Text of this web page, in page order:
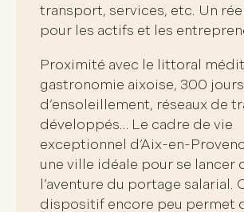
transport, services, etc. Un
pour les actifs et les
Proximité avec le littoral
gastronomie aixoise, 300 jours
d’ensoleillement, réseaux de
développés… Le cadre de vie
exceptionnel d’Aix-en-
une ville idéale pour se lancer
l’aventure du portage salarial.
dispositif encore peu permet